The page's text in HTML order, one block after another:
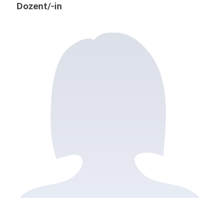
Dozent/-in